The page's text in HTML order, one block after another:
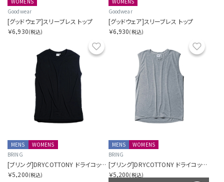
Goodwear
[グッドウェア]スリーブレス トップ
￥6,930(税込)
Goodwear
[グッドウェア]スリーブレス トップ
￥6,930(税込)
お気に入り
MENS
WOMENS
BRING
[ブリング]DRYCOTTONY ドライコットニー スリーブレスTシャツ
￥5,200(税込)
MENS
WOMENS
BRING
[ブリング]DRYCOTTONY ドライコットニー スリーブレスTシャツ
￥5,200(税込)